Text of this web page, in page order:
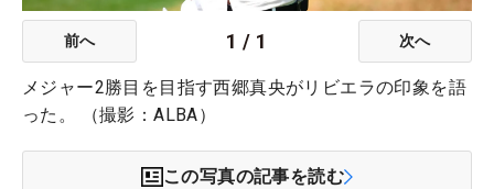
前へ 1 / 1 次へ
メジャー2勝目を目指す西郷真央がリビエラの印象を語
った。 （撮影：ALBA）
この写真の記事を読む